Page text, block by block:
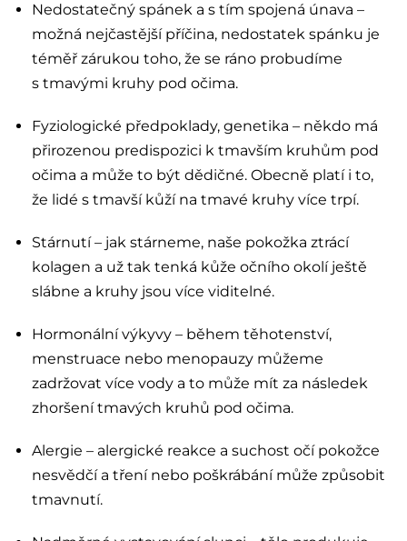
Nedostatečný spánek a s tím spojená únava –
možná nejčastější příčina, nedostatek spánku je
téměř zárukou toho, že se ráno probudíme
s tmavými kruhy pod očima.
Fyziologické předpoklady, genetika – někdo má
přirozenou predispozici k tmavším kruhům pod
očima a může to být dědičné. Obecně platí i to,
že lidé s tmavší kůží na tmavé kruhy více trpí.
Stárnutí – jak stárneme, naše pokožka ztrácí
kolagen a už tak tenká kůže očního okolí ještě
slábne a kruhy jsou více viditelné.
Hormonální výkyvy – během těhotenství,
menstruace nebo menopauzy můžeme
zadržovat více vody a to může mít za následek
zhoršení tmavých kruhů pod očima.
Alergie – alergické reakce a suchost očí pokožce
nesvědčí a tření nebo poškrábání může způsobit
tmavnutí.